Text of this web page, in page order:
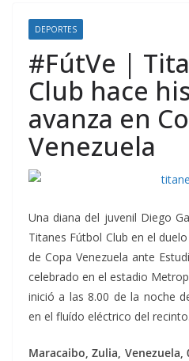
DEPORTES
#FútVe |
Club hace
avanza en
Venezuela
Una diana del juvenil Diego
Titanes Fútbol Club en el
de Copa Venezuela ante
celebrado en el estadio
inició a las 8.00 de la noche
en el fluído eléctrico del recinto.
Maracaibo, Zulia, Venezuela,